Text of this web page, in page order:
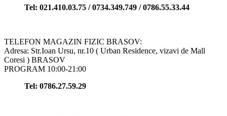
Tel: 021.410.03.75 / 0734.349.749 / 0786.55.33.44
TELEFON MAGAZIN FIZIC BRASOV:
Adresa: Str.Ioan Ursu, nr.10 ( Urban Residence, vizavi de Mall
Coresi ) BRASOV
PROGRAM 10:00-21:00
Tel: 0786.27.59.29